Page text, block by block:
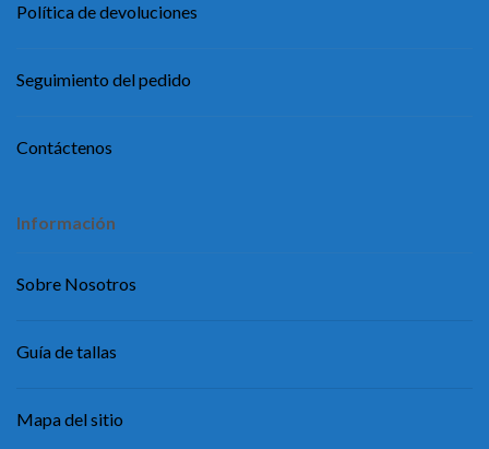
Política de devoluciones
Seguimiento del pedido
Contáctenos
Información
Sobre Nosotros
Guía de tallas
Mapa del sitio